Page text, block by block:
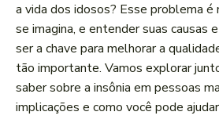
a vida dos idosos? Esse problema é
se imagina, e entender suas causas
ser a chave para melhorar a
tão importante. Vamos explorar
saber sobre a insônia em pessoas
implicações e como você pode